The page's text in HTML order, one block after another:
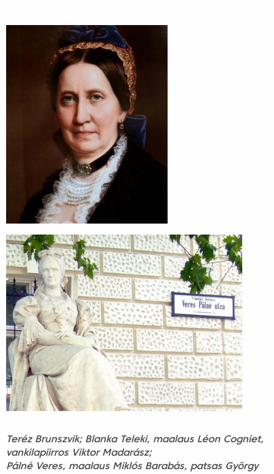
Teréz Brunszvik; Blanka Teleki, maalaus Léon Cogniet,
vankilapiirros Viktor Madarász;
Pálné Veres, maalaus Miklós Barabás, patsas György